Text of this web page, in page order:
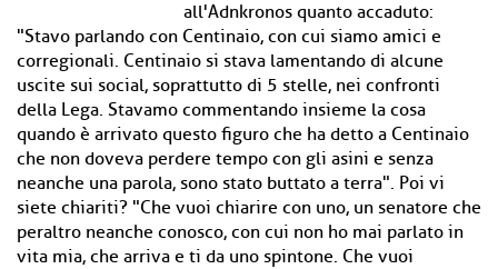
all'Adnkronos quanto accaduto:
"Stavo parlando con Centinaio, con cui siamo amici e
corregionali. Centinaio si stava lamentando di alcune
uscite sui social, soprattutto di 5 stelle, nei confronti
della Lega. Stavamo commentando insieme la cosa
quando è arrivato questo figuro che ha detto a Centinaio
che non doveva perdere tempo con gli asini e senza
neanche una parola, sono stato buttato a terra". Poi vi
siete chiariti? "Che vuoi chiarire con uno, un senatore che
peraltro neanche conosco, con cui non ho mai parlato in
vita mia, che arriva e ti da uno spintone. Che vuoi